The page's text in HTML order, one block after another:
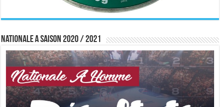
Nationale A saison 2020 / 2021